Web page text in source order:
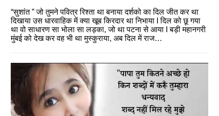
“सुशांत ” जो तुमने पवित्र रिश्ता था बनाया दर्शको का दिल जीत कर था
दिखाया उस धारवाहिक में क्या खूब किरदार था निभाया I दिल को छू गया
था वो साधारण सा भोला सा लड़का, जो था पटना से आया I बड़ी महानगरी
मुंबई को देख कर वह भी था मुस्कुराया, अब दिल में राज…